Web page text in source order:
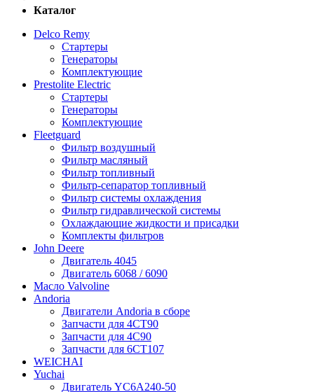
Каталог
Delco Remy
Стартеры
Генераторы
Комплектующие
Prestolite Electric
Стартеры
Генераторы
Комплектующие
Fleetguard
Фильтр воздушный
Фильтр масляный
Фильтр топливный
Фильтр-сепаратор топливный
Фильтр системы охлаждения
Фильтр гидравлической системы
Охлаждающие жидкости и присадки
Комплекты фильтров
John Deere
Двигатель 4045
Двигатель 6068 / 6090
Масло Valvoline
Andoria
Двигатели Andoria в сборе
Запчасти для 4CT90
Запчасти для 4С90
Запчасти для 6CT107
WEICHAI
Yuchai
Двигатель YC6A240-50